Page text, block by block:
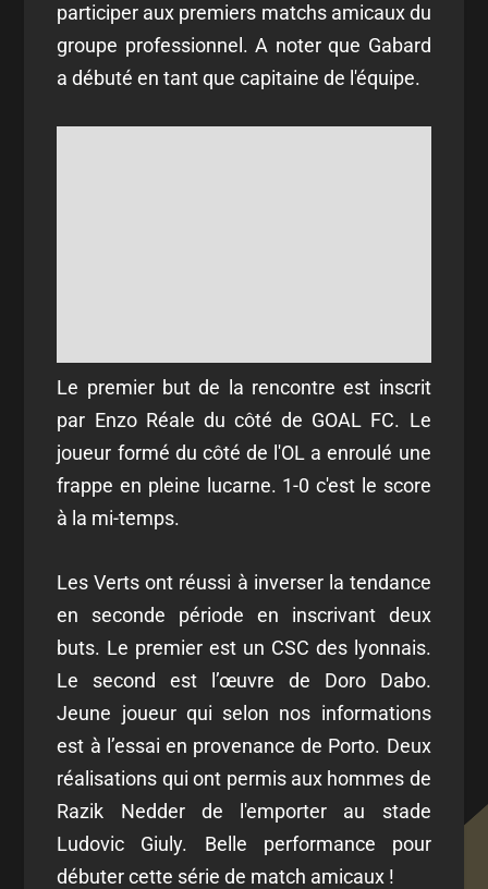
participer aux premiers matchs amicaux du
groupe professionnel. A noter que Gabard
a débuté en tant que capitaine de l'équipe.
Le premier but de la rencontre est inscrit
par Enzo Réale du côté de GOAL FC. Le
joueur formé du côté de l'OL a enroulé une
frappe en pleine lucarne. 1-0 c'est le score
à la mi-temps.
Les Verts ont réussi à inverser la tendance
en seconde période en inscrivant deux
buts. Le premier est un CSC des lyonnais.
Le second est l’œuvre de Doro Dabo.
Jeune joueur qui selon nos informations
est à l’essai en provenance de Porto. Deux
réalisations qui ont permis aux hommes de
Razik Nedder de l'emporter au stade
Ludovic Giuly. Belle performance pour
débuter cette série de match amicaux !